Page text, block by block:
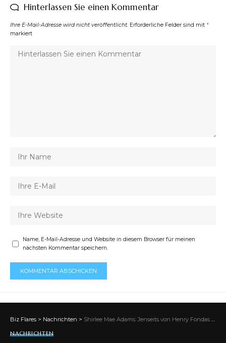
Hinterlassen Sie einen Kommentar
Ihre E-Mail-Adresse wird nicht veröffentlicht. Erforderliche Felder sind mit *
markiert
Name, E-Mail-Adresse und Website in diesem Browser für meinen
nächsten Kommentar speichern.
Biz Flares > Nachrichten > Shirlee Mae Adams: Jenseits von Henry Fondas Schatten
NACHRICHTEN